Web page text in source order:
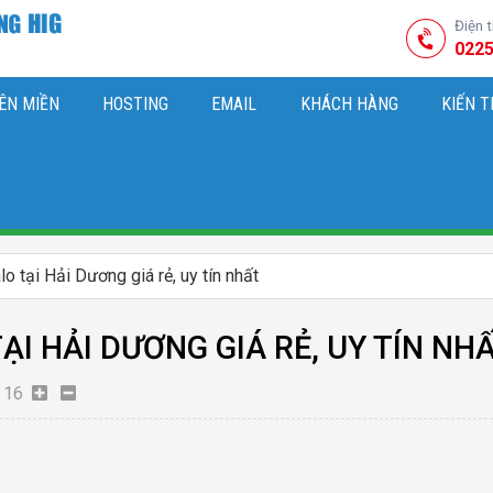
Điện
MIỀN HOSTING EMAIL KHÁCH HÀNG KIẾN
tại Hải Dương giá rẻ, uy tín nhất
HẢI DƯƠNG GIÁ RẺ, UY TÍN
16